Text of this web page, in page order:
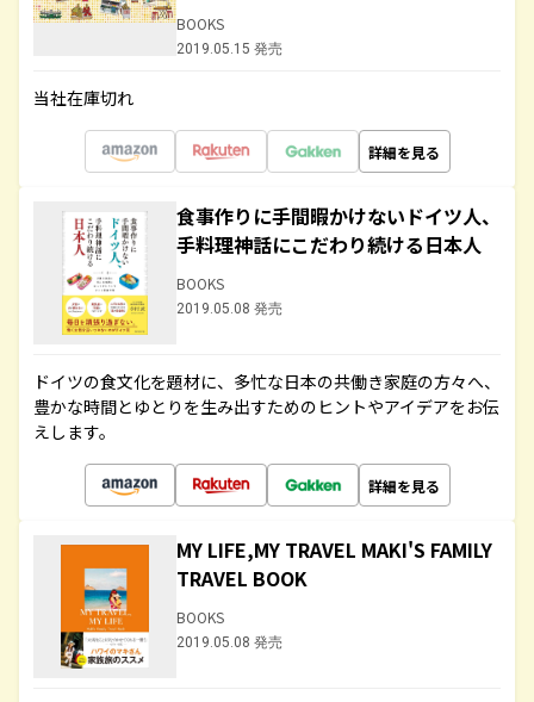
BOOKS
2019.05.15 発売
当社在庫切れ
詳細を見る
食事作りに手間暇かけないドイツ人、
手料理神話にこだわり続ける日本人
BOOKS
2019.05.08 発売
ドイツの食文化を題材に、多忙な日本の共働き家庭の方々へ、
豊かな時間とゆとりを生み出すためのヒントやアイデアをお伝
えします。
詳細を見る
MY LIFE,MY TRAVEL MAKI'S FAMILY
TRAVEL BOOK
BOOKS
2019.05.08 発売